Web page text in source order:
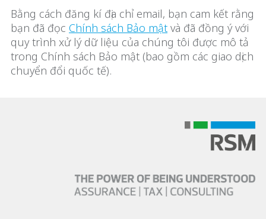
Bằng cách đăng kí địa chỉ email, bạn cam kết rằng
bạn đã đọc Chính sách Bảo mật và đã đồng ý với
quy trình xử lý dữ liệu của chúng tôi được mô tả
trong Chính sách Bảo mật (bao gồm các giao dịch
chuyển đổi quốc tế).